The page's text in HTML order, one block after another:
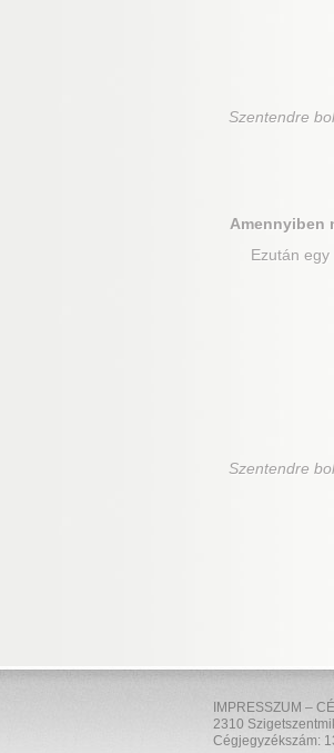
Szentendre
Amennyiben
Ezután
Szentendre
IMPRESSZUM –
2310
Cégjegyzékszám: